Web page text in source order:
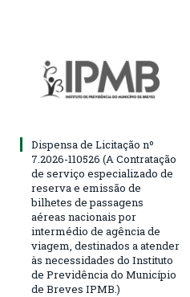
Dispensa de Licitação nº
7.2026-110526 (A Contratação
de serviço especializado de
reserva e emissão de
bilhetes de passagens
aéreas nacionais por
intermédio de agência de
viagem, destinados a atender
às necessidades do Instituto
de Previdência do Município
de Breves IPMB.)